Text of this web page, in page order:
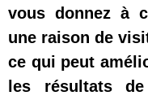
vous donnez à
une raison de
ce qui peut
les résultats